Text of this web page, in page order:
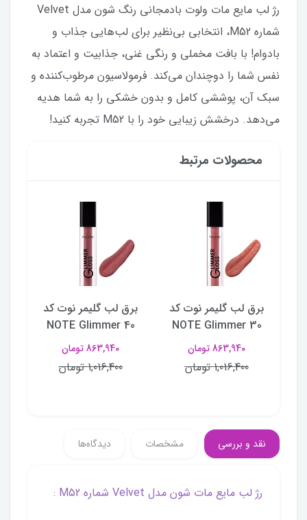
رژ لب مایع مات ولوت بادمجانی رنگ شون مدل Velvet
شماره M52، انتخابی بی‌نظیر برای لب‌هایی جذاب و
با‌دوام! با بافت مخملی و رنگی غنی، جذابیت و اعتماد به
نفس شما را دوچندان می‌کند. فرمولاسیون مرطوب‌کننده و
سبک آن، پوششی کامل و بدون خشکی را به شما هدیه
می‌دهد. درخشش زیبایی خود را با M52 تجربه کنید!
محصولات مرتبط
برق لب گلیمر نوت کد
NOTE Glimmer 30
863,940 تومان
1,016,400 تومان
برق لب گلیمر نوت کد
NOTE Glimmer 40
863,940 تومان
1,016,400 تومان
نقد و بررسی مشخصات دیدگاه‌ها
رژ لب مايع مات شون مدل Velvet شماره M52 :